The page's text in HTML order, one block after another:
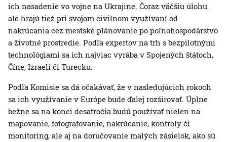
ich nasadenie vo vojne na Ukrajine. Čoraz väčšiu úlohu
ale hrajú tiež pri svojom civilnom využívaní od
nakrúcania cez mestské plánovanie po poľnohospodárstvo
a životné prostredie. Podľa expertov na trh s bezpilotnými
technológiami sa ich najviac vyrába v Spojených štátoch,
Číne, Izraeli či Turecku.
Podľa Komisie sa dá očakávať, že v nasledujúcich rokoch
sa ich využívanie v Európe bude ďalej rozširovať. Úplne
bežne sa na konci desaťročia budú používať nielen na
mapovanie, fotografovanie, nakrúcanie, kontroly či
monitoring, ale aj na doručovanie malých zásielok, ako sú